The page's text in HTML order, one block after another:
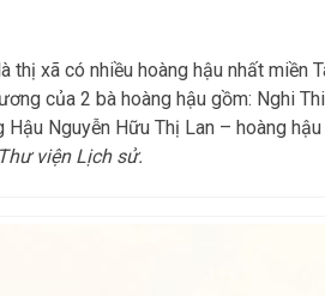
thị xã có nhiều hoàng hậu nhất miền
của 2 bà hoàng hậu gồm: Nghi
Hậu Nguyễn Hữu Thị Lan – hoàng
Thư viện Lịch sử.